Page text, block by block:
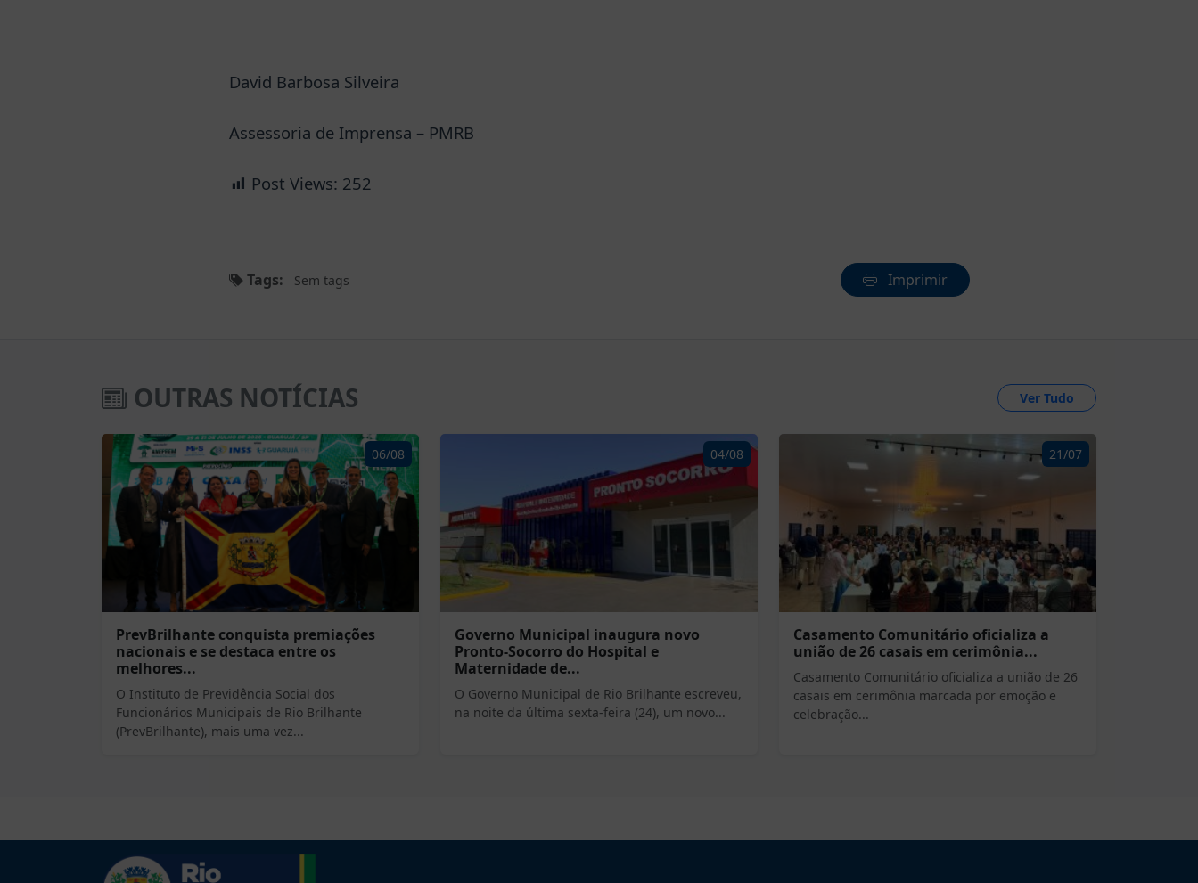
David Barbosa Silveira
Assessoria de Imprensa – PMRB
Post Views: 252
Tags: Sem tags Imprimir
OUTRAS NOTÍCIAS Ver Tudo
06/08
PrevBrilhante conquista premiações
nacionais e se destaca entre os
melhores...
O Instituto de Previdência Social dos
Funcionários Municipais de Rio Brilhante
(PrevBrilhante), mais uma vez...
04/08
Governo Municipal inaugura novo
Pronto-Socorro do Hospital e
Maternidade de...
O Governo Municipal de Rio Brilhante escreveu,
na noite da última sexta-feira (24), um novo...
21/07
Casamento Comunitário oficializa a
união de 26 casais em cerimônia...
Casamento Comunitário oficializa a união de 26
casais em cerimônia marcada por emoção e
celebração...